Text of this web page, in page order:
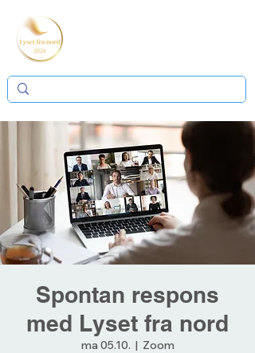
Spontan respons
med Lyset fra nord
ma 05.10.
  |
Zoom